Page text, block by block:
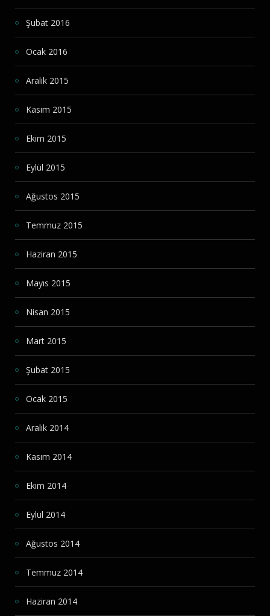
Şubat 2016
Ocak 2016
Aralık 2015
Kasım 2015
Ekim 2015
Eylül 2015
Ağustos 2015
Temmuz 2015
Haziran 2015
Mayıs 2015
Nisan 2015
Mart 2015
Şubat 2015
Ocak 2015
Aralık 2014
Kasım 2014
Ekim 2014
Eylül 2014
Ağustos 2014
Temmuz 2014
Haziran 2014